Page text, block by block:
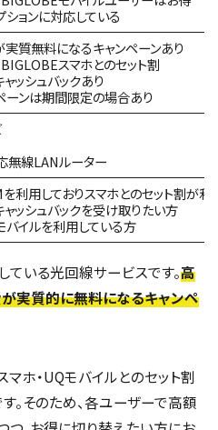
ションに対応している
実質無料になるキャンペーンあり
BIGLOBEスマホとのセット割
ッシュバックあり
ーンは期間限定の場合あり
無線LANルーター
を利用しておりスマホとのセット割が
ャッシュバックを受け取りたい方
バイルを利用している方
ている光回線サービスです。高
実質的に無料になるキャンペ
マホ・UQモバイルとのセット割
。そのため、各ユーザーで高額